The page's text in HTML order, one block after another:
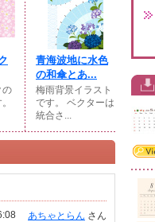
の
青海波地に水色
の和傘とあ...
梅雨背景イラスト
です。 ベクターは
統合さ...
あちゃとらん さん